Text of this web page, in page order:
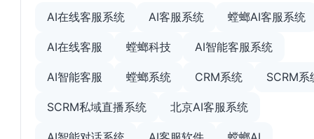
AI在线客服系统 AI客服系统 螳螂AI客服系统
AI在线客服 螳螂科技 AI智能客服系统
AI智能客服 螳螂系统 CRM系统 SCRM系
SCRM私域直播系统 北京AI客服系统